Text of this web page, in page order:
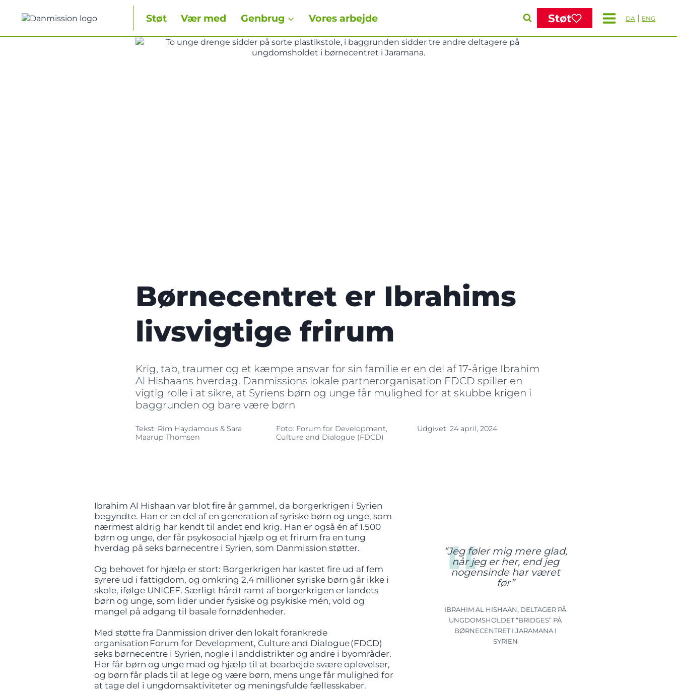
Støt Vær med Genbrug Vores arbejde Støt DA | ENG
Børnecentret er Ibrahims
livsvigtige frirum
Krig, tab, traumer og et kæmpe ansvar for sin familie er en del af 17-årige Ibrahim
Al Hishaans hverdag. Danmissions lokale partnerorganisation FDCD spiller en
vigtig rolle i at sikre, at Syriens børn og unge får mulighed for at skubbe krigen i
baggrunden og bare være børn
Tekst: Rim Haydamous & Sara
Maarup Thomsen
Foto: Forum for Development,
Culture and Dialogue (FDCD)
Udgivet: 24 april, 2024
Ibrahim Al Hishaan var blot fire år gammel, da borgerkrigen i Syrien
begyndte. Han er en del af en generation af syriske børn og unge, som
nærmest aldrig har kendt til andet end krig. Han er også én af 1.500
børn og unge, der får psykosocial hjælp og et frirum fra en tung
hverdag på seks børnecentre i Syrien, som Danmission støtter.
Og behovet for hjælp er stort: Borgerkrigen har kastet fire ud af fem
syrere ud i fattigdom, og omkring 2,4 millioner syriske børn går ikke i
skole, ifølge UNICEF. Særligt hårdt ramt af borgerkrigen er landets
børn og unge, som lider under fysiske og psykiske mén, vold og
mangel på adgang til basale fornødenheder.
Med støtte fra Danmission driver den lokalt forankrede
organisation Forum for Development, Culture and Dialogue (FDCD)
seks børnecentre i Syrien, nogle i landdistrikter og andre i byområder.
Her får børn og unge mad og hjælp til at bearbejde svære oplevelser,
og børn får plads til at lege og være børn, mens unge får mulighed for
at tage del i ungdomsaktiviteter og meningsfulde fællesskaber.
“Jeg føler mig mere glad,
når jeg er her, end jeg
nogensinde har været
før”
IBRAHIM AL HISHAAN, DELTAGER PÅ
UNGDOMSHOLDET “BRIDGES” PÅ
BØRNECENTRET I JARAMANA I
SYRIEN